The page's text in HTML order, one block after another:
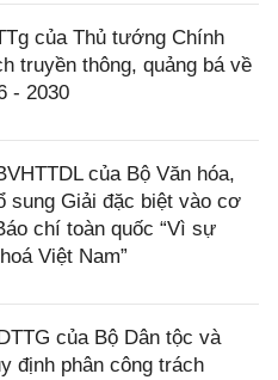
của Thủ tướng Chính
truyền thông, quảng bá về
- 2030
của Bộ Văn hóa,
sung Giải đặc biệt vào cơ
chí toàn quốc “Vì sự
Việt Nam”
của Bộ Dân tộc và
định phân công trách